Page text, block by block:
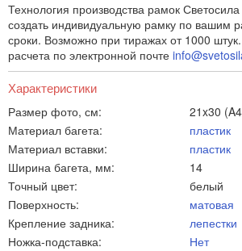
Технология производства рамок
создать индивидуальную рамку по вашим
сроки. Возможно при тиражах от 1000
расчета по электронной почте
Характеристики
Размер фото, см:
21x30
Материал багета:
пластик
Материал вставки:
пластик
Ширина багета, мм:
14
Точный цвет:
белый
Поверхность:
матовая
Крепление задника:
лепестки
Ножка-подставка:
Нет